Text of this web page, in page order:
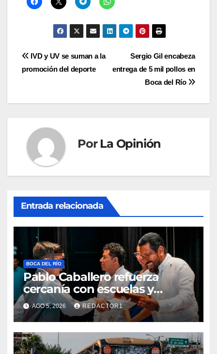
Navegación
de
entradas
Sergio Gil encabeza
entrega de 5 mil pollos en
Boca del Río
IVD y UV se suman a la
promoción del deporte
Por La Opinión
Entrada relacionada
BOCA DEL RÍO
Pablo Caballero refuerza
cercanía con escuelas y
gestiona peticiones ante
Ayuntamiento
AGO 5, 2026 REDACTOR1